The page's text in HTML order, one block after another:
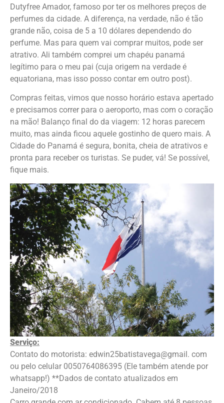
Dutyfree Amador, famoso por ter os melhores preços de
perfumes da cidade. A diferença, na verdade, não é tão
grande não, coisa de 5 a 10 dólares dependendo do
perfume. Mas para quem vai comprar muitos, pode ser
atrativo. Ali também comprei um chapéu panamá
legítimo para o meu pai (cuja origem na verdade é
equatoriana, mas isso posso contar em outro post).
Compras feitas, vimos que nosso horário estava apertado
e precisamos correr para o aeroporto, mas com o coração
na mão! Balanço final do da viagem: 12 horas parecem
muito, mas ainda ficou aquele gostinho de quero mais. A
Cidade do Panamá é segura, bonita, cheia de atrativos e
pronta para receber os turistas. Se puder, vá! Se possível,
fique mais.
Serviço:
Contato do motorista: edwin25batistavega@gmail. com
ou pelo celular 0050764086395 (Ele também atende por
whatsapp!) **Dados de contato atualizados em
Janeiro/2018